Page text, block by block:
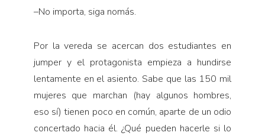
Vidas paralelas
Voces y lecturas
–No importa, siga nomás.
Por la vereda se acercan dos estudiantes en
jumper y el protagonista empieza a hundirse
lentamente en el asiento. Sabe que las 150 mil
mujeres que marchan (hay algunos hombres,
eso sí) tienen poco en común, aparte de un odio
concertado hacia él. ¿Qué pueden hacerle si lo